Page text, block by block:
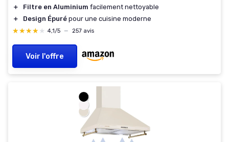
＋
Filtre en Aluminium facilement nettoyable
＋
Design Épuré pour une cuisine moderne
★★★★★
★★★★★ 4,1/5 — 257 avis
Voir l'offre